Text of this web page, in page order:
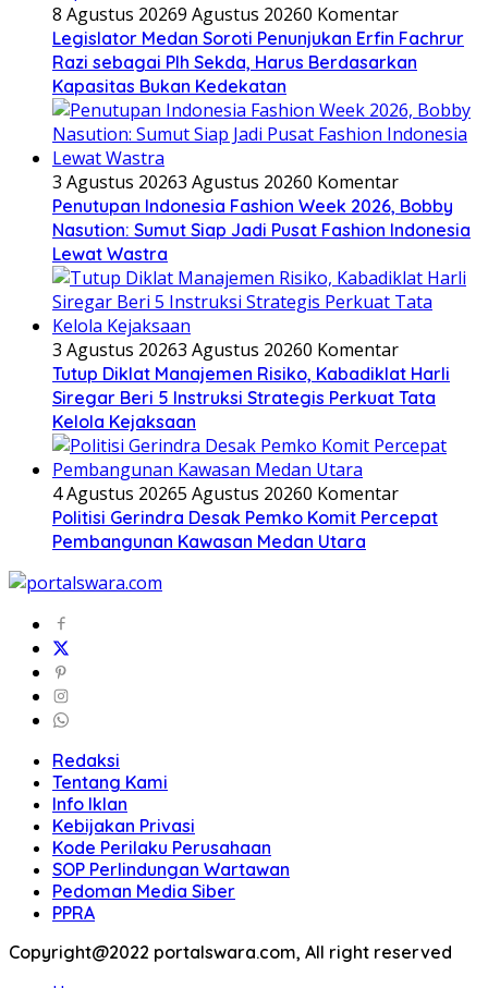
8 Agustus 20269 Agustus 20260 Komentar
Legislator Medan Soroti Penunjukan Erfin Fachrur
Razi sebagai Plh Sekda, Harus Berdasarkan
Kapasitas Bukan Kedekatan
3 Agustus 20263 Agustus 20260 Komentar
Penutupan Indonesia Fashion Week 2026, Bobby
Nasution: Sumut Siap Jadi Pusat Fashion Indonesia
Lewat Wastra
3 Agustus 20263 Agustus 20260 Komentar
Tutup Diklat Manajemen Risiko, Kabadiklat Harli
Siregar Beri 5 Instruksi Strategis Perkuat Tata
Kelola Kejaksaan
4 Agustus 20265 Agustus 20260 Komentar
Politisi Gerindra Desak Pemko Komit Percepat
Pembangunan Kawasan Medan Utara
Redaksi
Tentang Kami
Info Iklan
Kebijakan Privasi
Kode Perilaku Perusahaan
SOP Perlindungan Wartawan
Pedoman Media Siber
PPRA
Copyright@2022 portalswara.com, All right reserved